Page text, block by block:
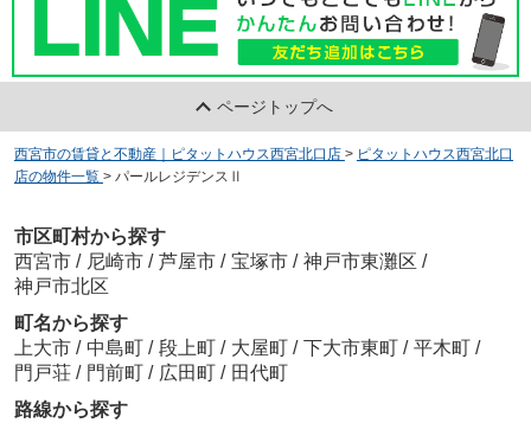
ページトップへ
西宮市の賃貸と不動産｜ピタットハウス西宮北口店 > ピタットハウス西宮北口
店の物件一覧 > パールレジデンスⅡ
市区町村から探す
西宮市 / 尼崎市 / 芦屋市 / 宝塚市 / 神戸市東灘区 /
神戸市北区
町名から探す
上大市 / 中島町 / 段上町 / 大屋町 / 下大市東町 / 平木町 /
門戸荘 / 門前町 / 広田町 / 田代町
路線から探す